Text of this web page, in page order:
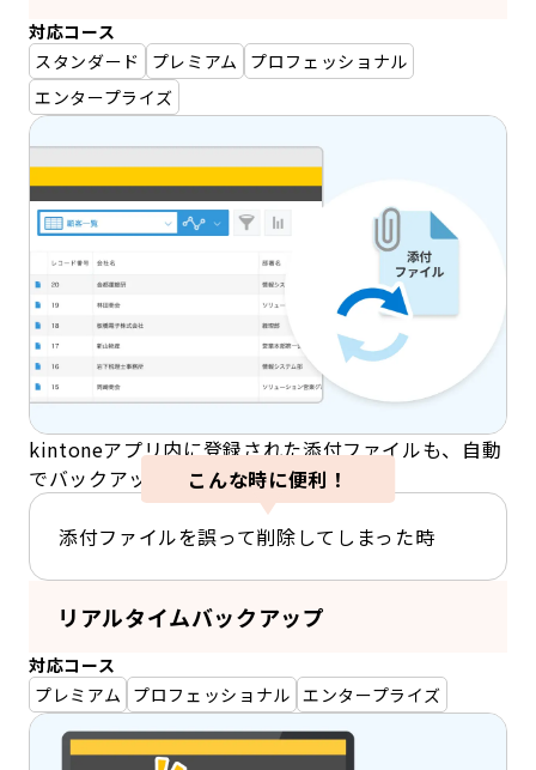
対応コース
スタンダード
プレミアム
プロフェッショナル
エンタープライズ
kintoneアプリ内に登録された添付ファイルも、自動
でバックアップされます。こんな時に便利！
添付ファイルを誤って削除してしまった時
リアルタイムバックアップ
対応コース
プレミアム プロフェッショナル エンタープライズ